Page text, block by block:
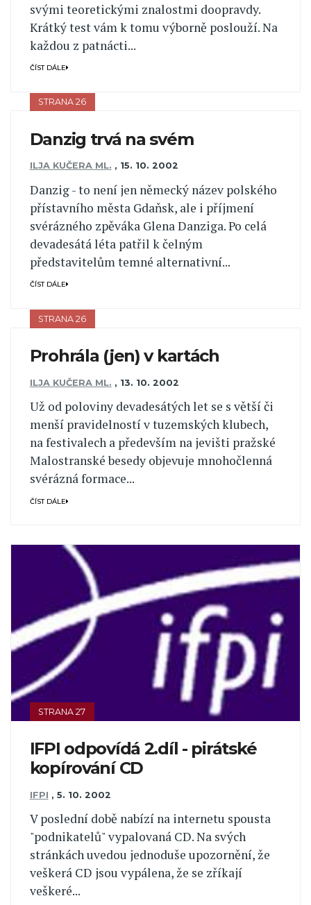
svými teoretickými znalostmi doopravdy.
Krátký test vám k tomu výborně poslouží. Na
každou z patnácti...
ČÍST DÁLE
STRANA 26
Danzig trvá na svém
ILJA KUČERA ML. , 15. 10. 2002
Danzig - to není jen německý název polského
přístavního města Gdaňsk, ale i příjmení
svérázného zpěváka Glena Danziga. Po celá
devadesátá léta patřil k čelným
představitelům temné alternativní...
ČÍST DÁLE
STRANA 26
Prohrála (jen) v kartách
ILJA KUČERA ML. , 13. 10. 2002
Už od poloviny devadesátých let se s větší či
menší pravidelností v tuzemských klubech,
na festivalech a především na jevišti pražské
Malostranské besedy objevuje mnohočlenná
svérázná formace...
ČÍST DÁLE
STRANA 27
IFPI odpovídá 2.díl - pirátské
kopírování CD
IFPI , 5. 10. 2002
V poslední době nabízí na internetu spousta
"podnikatelů" vypalovaná CD. Na svých
stránkách uvedou jednoduše upozornění, že
veškerá CD jsou vypálena, že se zříkají
veškeré...